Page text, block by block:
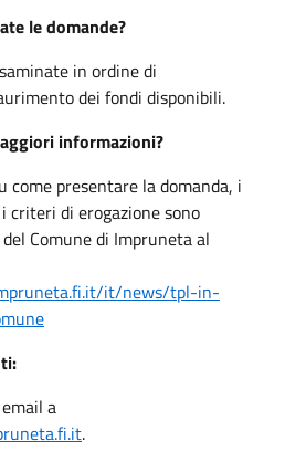
le domande?
in ordine di
dei fondi disponibili.
informazioni?
presentare la domanda, i
criteri di erogazione sono
Comune di Impruneta al
it/news/tpl-in-
a
.